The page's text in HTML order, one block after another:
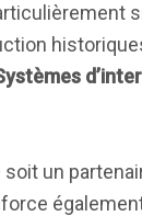
un